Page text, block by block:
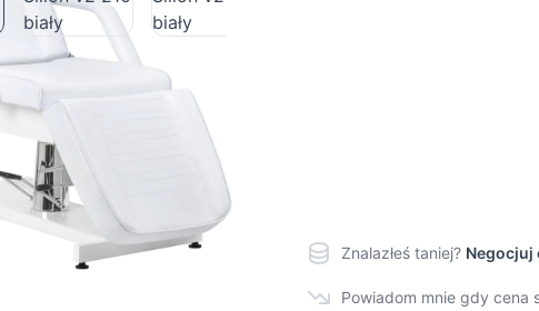
Znalazłeś taniej? Negocjuj
Powiadom mnie gdy cena